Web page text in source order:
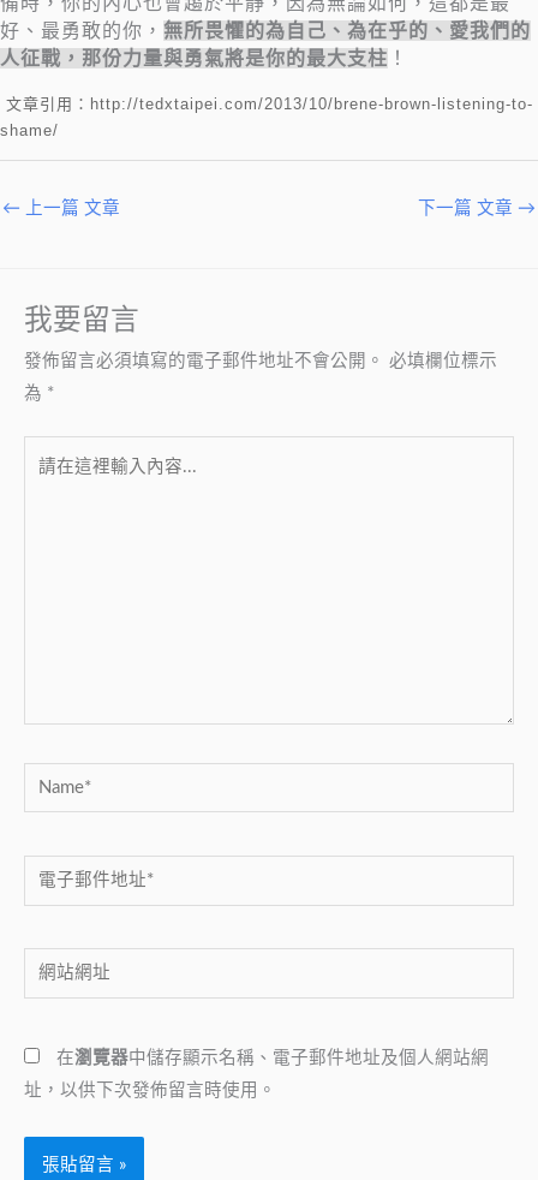
好、最勇敢的你， 無所畏懼的為自己、為在乎的、愛我們的
人征戰，那份力量與勇氣將是你的最大支柱 ！
文章引用：http://tedxtaipei.com/2013/10/brene-brown-listening-to-
shame/
← 上一篇 文章 下一篇 文章 →
我要留言
發佈留言必須填寫的電子郵件地址不會公開。 必填欄位標示
為 *
Name*
電
子
件
地
*
網
站
址
在瀏覽器中儲存顯示名稱、電子郵件地址及個人網站網
址，以供下次發佈留言時使用。